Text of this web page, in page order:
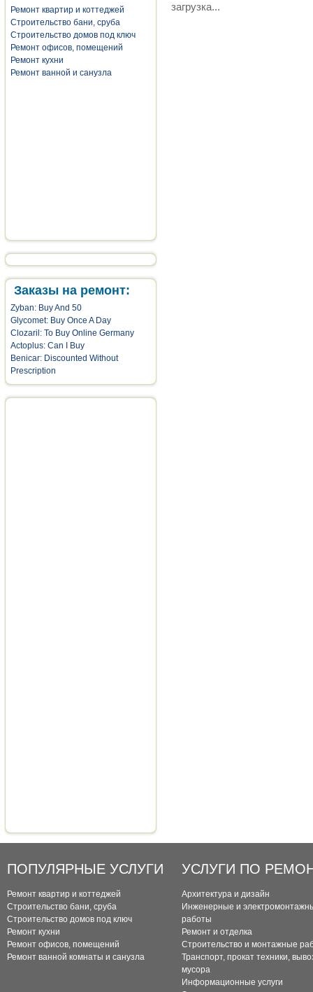
Ремонт квартир и коттеджей
Строительство бани, сруба
Строительство домов под ключ
Ремонт офисов, помещений
Ремонт кухни
Ремонт ванной и санузла
Заказы на ремонт:
Zyban: Buy And 50
Glycomet: Buy Once A Day
Clozaril: To Buy Online Germany
Actoplus: Can I Buy
Benicar: Discounted Without
Prescription
загрузка...
ПОПУЛЯРНЫЕ УСЛУГИ
Ремонт квартир и коттеджей
Строительство бани, сруба
Строительство домов под ключ
Ремонт кухни
Ремонт офисов, помещений
Ремонт ванной комнаты и санузла
УСЛУГИ ПО
Архитектура и дизайн
Инженерные и
работы
Ремонт и отделка
Строительство и монтажные
Транспорт, прокат техники,
мусора
Информационные услуги